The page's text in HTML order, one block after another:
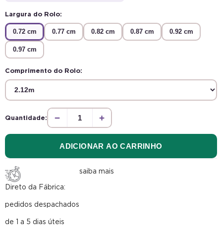
0.72 cm 0.77 cm 0.82 cm 0.87 cm 0.92 cm
0.97 cm
+
ADICIONAR AO CARRINHO
Direto da Fábrica:
pedidos despachados
de 1 a 5 dias úteis
saiba mais